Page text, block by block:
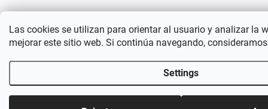
Las cookies se utilizan para orientar al usuario y analizar la
mejorar este sitio web. Si continúa navegando,
Settings